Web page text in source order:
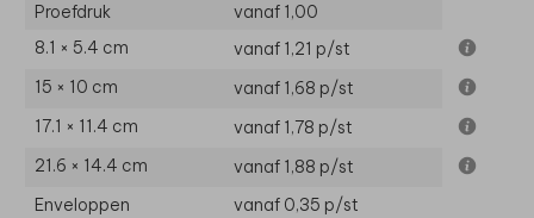
Proefdruk
vanaf 1,00
8.1 × 5.4 cm
vanaf 1,21 p/st
15 × 10 cm
vanaf 1,68 p/st
17.1 × 11.4 cm
vanaf 1,78 p/st
21.6 × 14.4 cm
vanaf 1,88 p/st
Enveloppen
vanaf 0,35 p/st